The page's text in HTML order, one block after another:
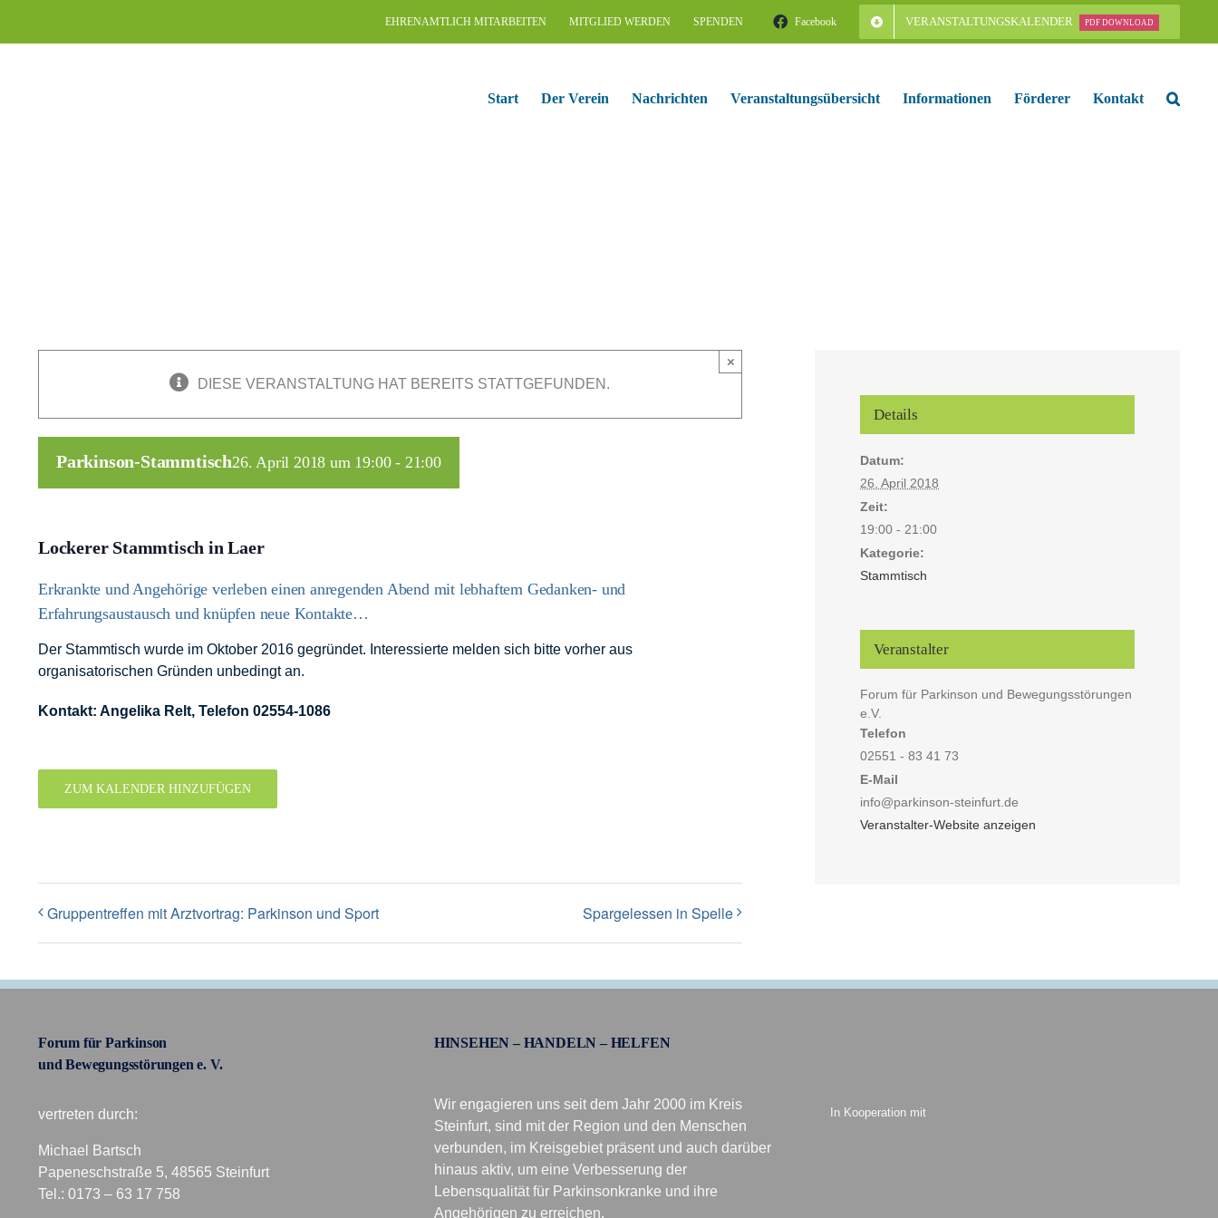
EHRENAMTLICH MITARBEITEN MITGLIED WERDEN SPENDEN Facebook VERANSTALTUNGSKALENDER PDF DOWNLOAD
Start Der Verein Nachrichten Veranstaltungsübersicht Informationen Förderer Kontakt
DIESE VERANSTALTUNG HAT BEREITS STATTGEFUNDEN.
×
Parkinson-Stammtisch26. April 2018 um 19:00- 21:00
Lockerer Stammtisch in Laer
Erkrankte und Angehörige verleben einen anregenden Abend mit lebhaftem Gedanken- und
Erfahrungsaustausch und knüpfen neue Kontakte…
Der Stammtisch wurde im Oktober 2016 gegründet. Interessierte melden sich bitte vorher aus
organisatorischen Gründen unbedingt an.
Kontakt: Angelika Relt, Telefon 02554-1086
ZUM KALENDER HINZUFÜGEN
Gruppentreffen mit Arztvortrag: Parkinson und Sport Spargelessen in Spelle
Details
Datum:
26. April 2018
Zeit:
19:00 - 21:00
Kategorie:
Stammtisch
Veranstalter
Forum für Parkinson und Bewegungsstörungen
e.V.
Telefon
02551 - 83 41 73
E-Mail
info@parkinson-steinfurt.de
Veranstalter-Website anzeigen
Forum für Parkinson
und Bewegungsstörungen e. V.
vertreten durch:
Michael Bartsch
Papeneschstraße 5, 48565 Steinfurt
Tel.: 0173 – 63 17 758
HINSEHEN – HANDELN – HELFEN
Wir engagieren uns seit dem Jahr 2000 im Kreis
Steinfurt, sind mit der Region und den Menschen
verbunden, im Kreisgebiet präsent und auch darüber
hinaus aktiv, um eine Verbesserung der
Lebensqualität für Parkinsonkranke und ihre
Angehörigen zu erreichen.
In Kooperation mit